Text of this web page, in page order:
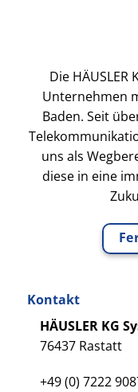
Die
Unternehmen
Baden. Seit
uns als
diese in eine
Kontakt
HÄUSLER KG
76437 Rastatt
+49 (0) 7222